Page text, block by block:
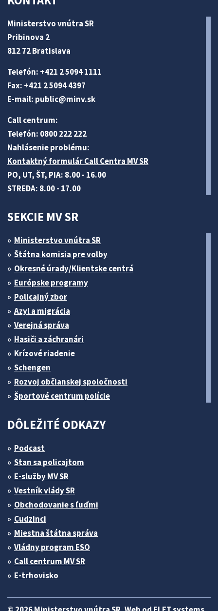
Ministerstvo vnútra SR
Pribinova 2
812 72 Bratislava
Telefón: +421 2 5094 1111
Fax: +421 2 5094 4397
E-mail: public@minv.sk
Call centrum:
Telefón: 0800 222 222
Nahlásenie problému:
Kontaktný formulár Call Centra MV SR
PO, UT, ŠT, PIA: 8.00 - 16.00
STREDA: 8.00 - 17.00
SEKCIE MV SR
Ministerstvo vnútra SR
Štátna komisia pre volby
Okresné úrady/Klientske centrá
Európske programy
Policajný zbor
Azyl a migrácia
Verejná správa
Hasiči a záchranári
Krízové riadenie
Schengen
Rozvoj občianskej spoločnosti
Športové centrum polície
DÔLEŽITÉ ODKAZY
Podcast
Stan sa policajtom
E-služby MV SR
Vestník vlády SR
Obchodovanie s ľuďmi
Cudzinci
Miestna štátna správa
Vládny program ESO
Call centrum MV SR
E-trhovisko